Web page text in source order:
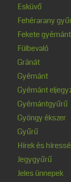
Esküvő
Fehérarany
Fekete gyémánt
Fülbevaló
Gránát
Gyémánt
Gyémánt
Gyémántgyűrű
Gyöngy ékszer
Gyűrű
Hírek és
Jegygyűrű
Jeles ünnepek